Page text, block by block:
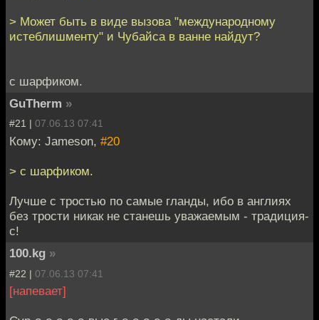
> Может быть в виде вызова "международному
истеблишменту" и Чубайса в ванне найдут?
с шарфиком.
GuTherm »
#21 | 07.06.13 07:41
Кому: Jameson, #20
> с шарфиком.
Лучше с тростью по самые гланды, ибо в англиях
без трости никак не станешь уважаемым - традиция-
с!
100.kg »
#22 | 07.06.13 07:41
[напевает]